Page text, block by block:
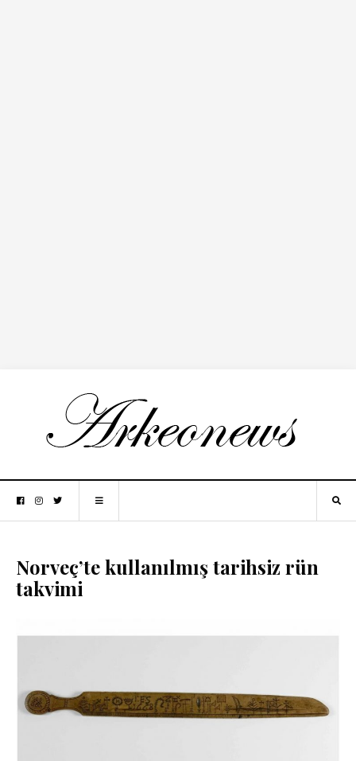
Norveç’te kullanılmış tarihsiz rün
takvimi